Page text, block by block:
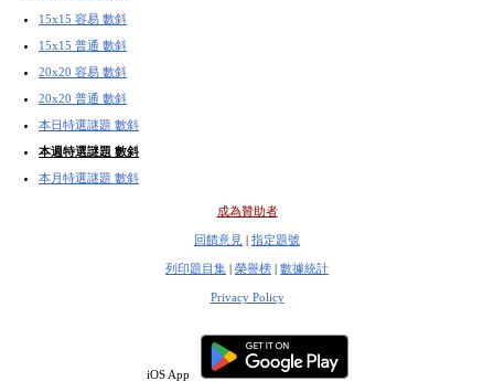
15x15 容易 數斜
15x15 普通 數斜
20x20 容易 數斜
20x20 普通 數斜
本日特選謎題 數斜
本週特選謎題 數斜
本月特選謎題 數斜
成為贊助者
回饋意見 | 指定題號
列印題目集 | 榮譽榜 | 數據統計
Privacy Policy
iOS App